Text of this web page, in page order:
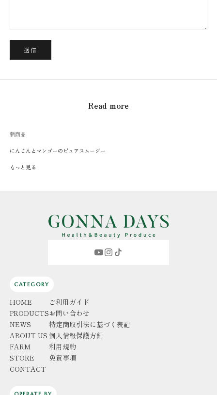
送信
Read more
新商品
にんじんとマンゴーのピュアスムージー
もっと見る
CATEGORY
HOME
PRODUCTS
NEWS
ABOUT US
FARM
STORE
CONTACT
ご利用ガイド
お問い合わせ
特定商取引法に基づく表記
個人情報保護方針
利用規約
免責事項